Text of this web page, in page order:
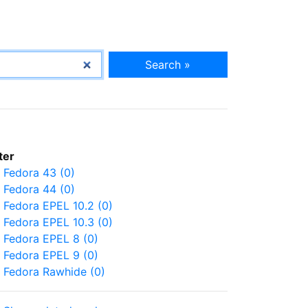
Search »
Fedora 43 (0)
Fedora 44 (0)
Fedora EPEL 10.2 (0)
Fedora EPEL 10.3 (0)
Fedora EPEL 8 (0)
Fedora EPEL 9 (0)
Fedora Rawhide (0)